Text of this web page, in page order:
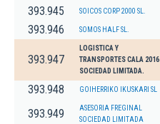
393.945 SOICOS CORP 2000 SL.
393.946 SOMOS HALF SL.
393.947
LOGISTICA Y
TRANSPORTES CALA 2016
SOCIEDAD LIMITADA.
393.948 GOIHERRIKO IKUSKARI SL
393.949
ASESORIA FREGINAL
SOCIEDAD LIMITADA